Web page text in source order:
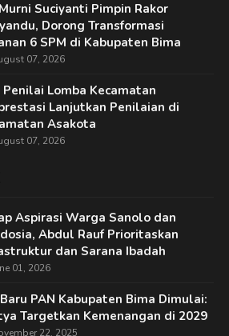
Suciyanti Pimpin Rakor
Dorong Transformasi
6 SPM di Kabupaten Bima
07, 2026
Lomba Kecamatan
Lanjutkan Penilaian di
Asakota
07, 2026
Aspirasi Warga Sanolo dan
Abdul Rauf Prioritaskan
dan Sarana Ibadah
01, 2026
PAN Kabupaten Bima Dimulai:
Targetkan Kemenangan di 2029
22, 2025